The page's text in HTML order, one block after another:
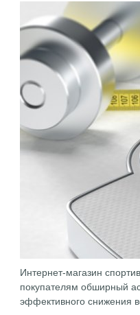
Интернет-магазин
покупателям обширный
эффективного снижения